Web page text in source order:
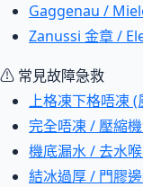
Gaggenau /
Zanussi 金章 /
⚠ 常見故障急救
上格凍下格唔凍
完全唔凍 / 壓縮
機底漏水 / 去水
結冰過厚 / 門膠